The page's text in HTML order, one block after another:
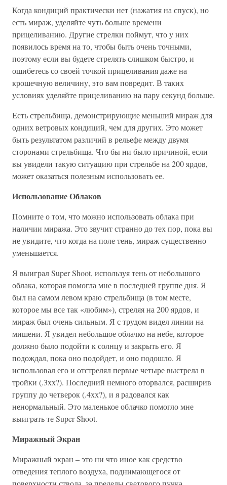
Когда кондиций практически нет (нажатия на спуск), но
есть мираж, уделяйте чуть больше времени
прицеливанию. Другие стрелки поймут, что у них
появилось время на то, чтобы быть очень точными,
поэтому если вы будете стрелять слишком быстро, и
ошибетесь со своей точкой прицеливания даже на
крошечную величину, это вам повредит. В таких
условиях уделяйте прицеливанию на пару секунд больше.
Есть стрельбища, демонстрирующие меньший мираж для
одних ветровых кондиций, чем для других. Это может
быть результатом различий в рельефе между двумя
сторонами стрельбища. Что бы ни было причиной, если
вы увидели такую ситуацию при стрельбе на 200 ярдов,
может оказаться полезным использовать ее.
Использование Облаков
Помните о том, что можно использовать облака при
наличии миража. Это звучит странно до тех пор, пока вы
не увидите, что когда на поле тень, мираж существенно
уменьшается.
Я выиграл Super Shoot, используя тень от небольшого
облака, которая помогла мне в последней группе дня. Я
был на самом левом краю стрельбища (в том месте,
которое мы все так «любим»), стреляя на 200 ярдов, и
мираж был очень сильным. Я с трудом видел линии на
мишени. Я увидел небольшое облачко на небе, которое
должно было подойти к солнцу и закрыть его. Я
подождал, пока оно подойдет, и оно подошло. Я
использовал его и отстрелял первые четыре выстрела в
тройки (.3хх?). Последний немного оторвался, расширив
группу до четверок (.4хх?), и я радовался как
ненормальный. Это маленькое облачко помогло мне
выиграть те Super Shoot.
Миражный Экран
Миражный экран – это ни что иное как средство
отведения теплого воздуха, поднимающегося от